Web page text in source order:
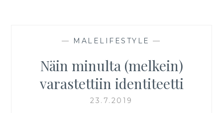
— MALELIFESTYLE —
Näin minulta (melkein)
varastettiin identiteetti
23.7.2019